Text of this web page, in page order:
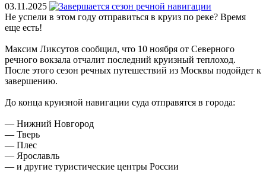
03.11.2025
Не успели в этом году отправиться в круиз по реке? Время
еще есть!
Максим Ликсутов сообщил, что 10 ноября от Северного
речного вокзала отчалит последний круизный теплоход.
После этого сезон речных путешествий из Москвы подойдет к
завершению.
До конца круизной навигации суда отправятся в города:
— Нижний Новгород
— Тверь
— Плес
— Ярославль
— и другие туристические центры России